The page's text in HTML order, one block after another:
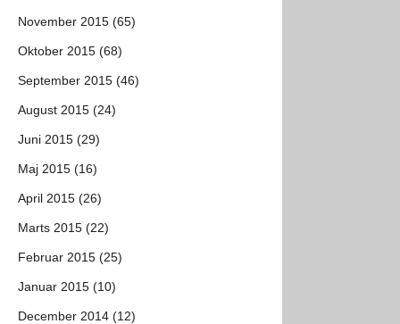
November 2015 (65)
Oktober 2015 (68)
September 2015 (46)
August 2015 (24)
Juni 2015 (29)
Maj 2015 (16)
April 2015 (26)
Marts 2015 (22)
Februar 2015 (25)
Januar 2015 (10)
December 2014 (12)